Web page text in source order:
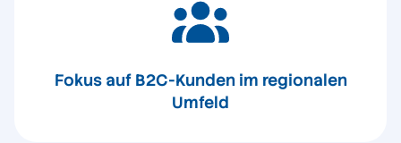
Fokus auf B2C-Kunden im regionalen
Umfeld